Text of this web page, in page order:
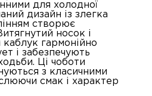
для холодної
дизайн із злегка
створює
носок і
гармонійно
і забезпечують
Ці чоботи
з класичними
смак і характер